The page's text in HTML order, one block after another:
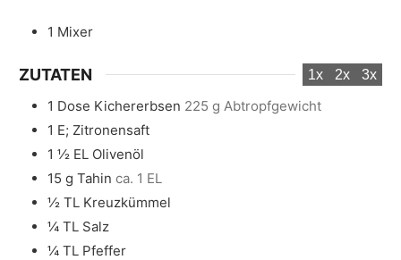
1 Mixer
ZUTATEN 1x 2x 3x
1 Dose Kichererbsen 225 g Abtropfgewicht
1 E; Zitronensaft
1 ½ EL Olivenöl
15 g Tahin ca. 1 EL
½ TL Kreuzkümmel
¼ TL Salz
¼ TL Pfeffer